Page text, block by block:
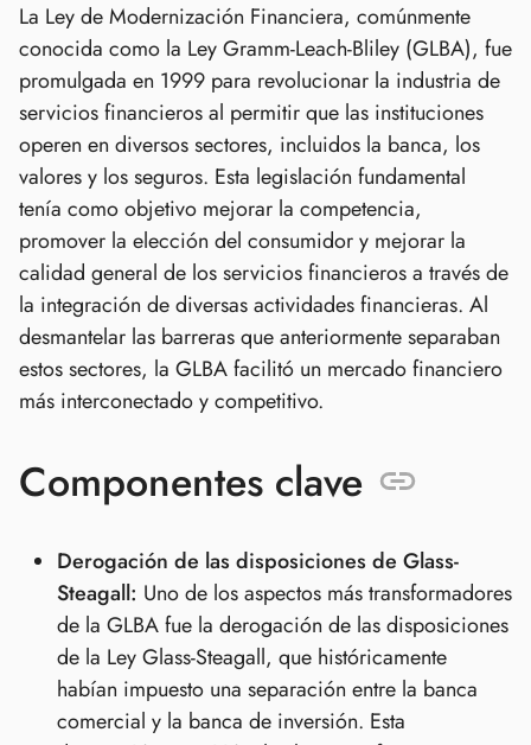
La Ley de Modernización Financiera, comúnmente
conocida como la Ley Gramm-Leach-Bliley (GLBA), fue
promulgada en 1999 para revolucionar la industria de
servicios financieros al permitir que las instituciones
operen en diversos sectores, incluidos la banca, los
valores y los seguros. Esta legislación fundamental
tenía como objetivo mejorar la competencia,
promover la elección del consumidor y mejorar la
calidad general de los servicios financieros a través de
la integración de diversas actividades financieras. Al
desmantelar las barreras que anteriormente separaban
estos sectores, la GLBA facilitó un mercado financiero
más interconectado y competitivo.
Componentes clave
Derogación de las disposiciones de Glass-
Steagall: Uno de los aspectos más transformadores
de la GLBA fue la derogación de las disposiciones
de la Ley Glass-Steagall, que históricamente
habían impuesto una separación entre la banca
comercial y la banca de inversión. Esta